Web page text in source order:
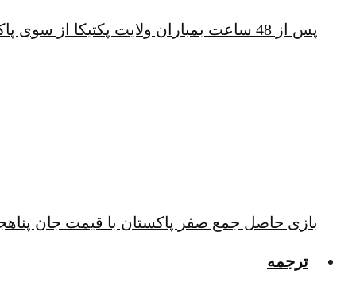
پس از 48 ساعت بمباران ولایت پکتیکا از سوی پاکستان؛ شهباز شریف همچنان خشمگین است
بازی حاصل جمع صفر پاکستان با قیمت جان
ترجمه